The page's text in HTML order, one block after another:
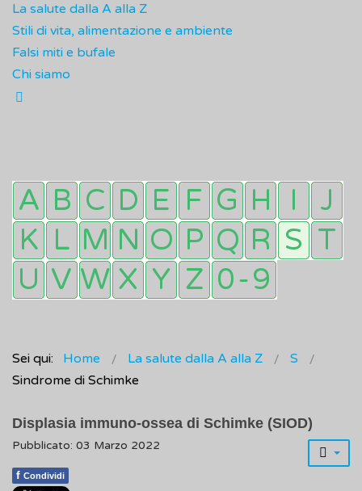
La salute dalla A alla Z
Stili di vita, alimentazione e ambiente
Falsi miti e bufale
Chi siamo
Sei qui: Home La salute dalla A alla Z
S
Sindrome di Schimke
Displasia immuno-ossea di Schimke (SIOD)
Pubblicato: 03 Marzo 2022
f Condividi